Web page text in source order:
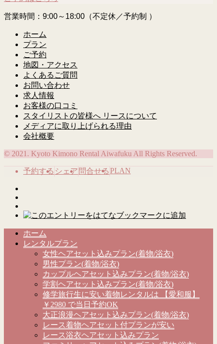
営業時間：9:00～18:00（不定休／予約制 ）
ホーム
プラン
ご予約
地図・アクセス
よくあるご質問
お問い合わせ
求人情報
お客様の口コミ
スタイリストの皆様へ リースについて
メディアに取り上げられる理由
会社概要
© 2021. Kyoto Kimono Rental Aiwafuku All Rights Reserved.
予約する シェア 問合せるPLAN
ホーム
レンタルプラン
女性ヘアセット込みプラン(着物/浴衣)
男性プラン(着物/浴衣)
カップルヘアセット込みプラン(着物/浴衣)
学割ヘアセット込みプラン(着物/浴衣)
修学旅行生に安い着物レンタルは 【愛和服】
￥2980 で当日予約OK
大正浪漫ヘアセット込みプラン(着物/浴衣)
レース着物ヘアセット付プランが安い
レース浴衣ヘアセット込みプラン